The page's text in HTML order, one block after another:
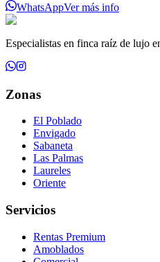
WhatsAppVer más info
Especialistas en finca raíz de lujo
Zonas
El Poblado
Envigado
Sabaneta
Las Palmas
Laureles
Oriente
Servicios
Rentas Premium
Amoblados